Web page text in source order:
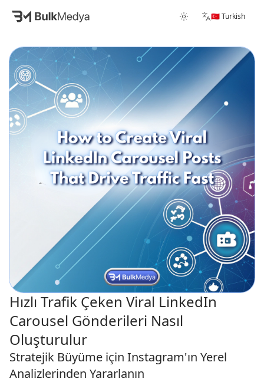
🇹🇷 Turkish
Hızlı Trafik Çeken Viral LinkedIn
Carousel Gönderileri Nasıl
Oluşturulur
Stratejik Büyüme için Instagram'ın Yerel
Analizlerinden Yararlanın